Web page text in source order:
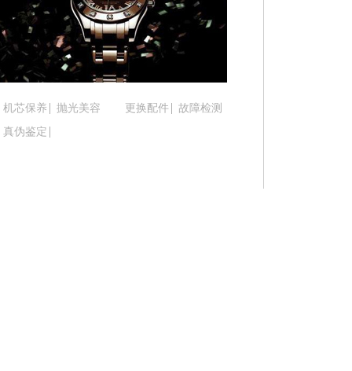
吉林省延边市延吉市解放路腕表时光售后服务中心
辽宁省鞍山市铁东区站前街腕表时光售后服务中心
辽宁省本溪市平山区胜利路腕表时光售后服务中心
辽宁省抚顺市新抚区东一路腕表时光售后服务中心
机芯保养 抛光美容 更换配件
故障检测
真伪鉴定